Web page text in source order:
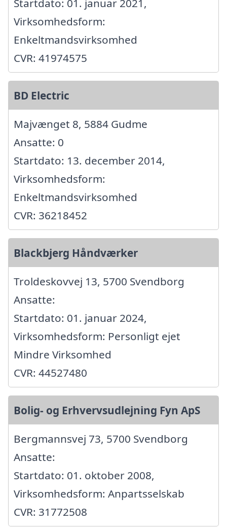
Startdato: 01. januar 2021,
Virksomhedsform:
Enkeltmandsvirksomhed
CVR: 41974575
BD Electric
Majvænget 8, 5884 Gudme
Ansatte: 0
Startdato: 13. december 2014,
Virksomhedsform:
Enkeltmandsvirksomhed
CVR: 36218452
Blackbjerg Håndværker
Troldeskovvej 13, 5700 Svendborg
Ansatte:
Startdato: 01. januar 2024,
Virksomhedsform: Personligt ejet
Mindre Virksomhed
CVR: 44527480
Bolig- og Erhvervsudlejning Fyn ApS
Bergmannsvej 73, 5700 Svendborg
Ansatte:
Startdato: 01. oktober 2008,
Virksomhedsform: Anpartsselskab
CVR: 31772508